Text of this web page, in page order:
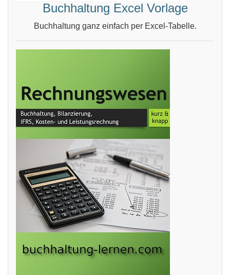
Buchhaltung Excel Vorlage
Buchhaltung ganz einfach per Excel-Tabelle.